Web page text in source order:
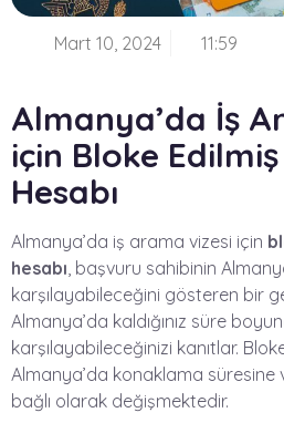
Mart 10, 2024 11:59
Almanya’da İş
için Bloke
Hesabı
Almanya’da iş arama vizesi için
hesabı , başvuru sahibinin
karşılayabileceğini gösteren bir
Almanya’da kaldığınız süre
karşılayabileceğinizi kanıtlar.
Almanya’da konaklama süresine
bağlı olarak değişmektedir.